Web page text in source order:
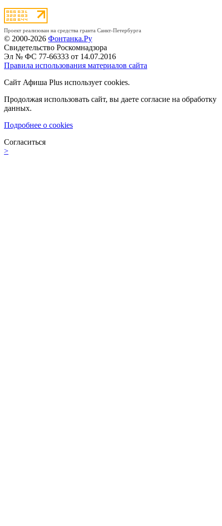
Проект реализован на средства гранта Санкт-Петербурга
© 2000-2026 Фонтанка.Ру
Свидетельство Роскомнадзора
Эл № ФС 77-66333 от 14.07.2016
Правила использования материалов сайта
Сайт Афиша Plus использует cookies.
Продолжая использовать сайт, вы даете согласие на обработку
данных.
Подробнее о cookies
Согласиться
>